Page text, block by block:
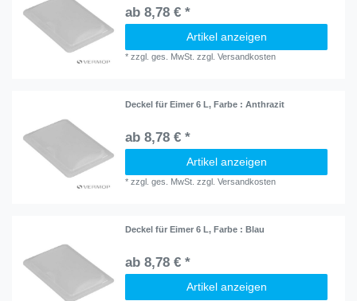
ab 8,78 € *
Artikel anzeigen
*zzgl. ges. MwSt. zzgl.Versandkosten
Deckel für Eimer 6 L, Farbe : Anthrazit
ab 8,78 € *
Artikel anzeigen
*zzgl. ges. MwSt. zzgl.Versandkosten
Deckel für Eimer 6 L, Farbe : Blau
ab 8,78 € *
Artikel anzeigen